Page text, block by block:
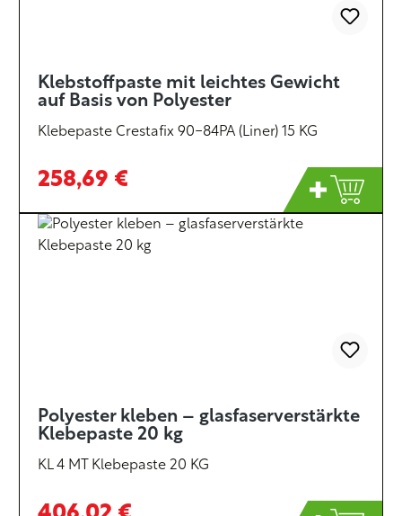
Klebstoffpaste mit leichtes Gewicht
auf Basis von Polyester
Klebepaste Crestafix 90-84PA (Liner) 15 KG
258,69 €
Polyester kleben – glasfaserverstärkte
Klebepaste 20 kg
KL 4 MT Klebepaste 20 KG